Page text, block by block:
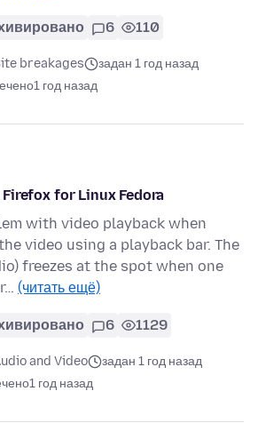
6 110
breakages
задан 1 год назад
1 год назад
for Linux Fedora
with video playback when
video using a playback bar. The
freezes at the spot when one
(читать ещё)
6 1129
and Video
задан 1 год назад
1 год назад